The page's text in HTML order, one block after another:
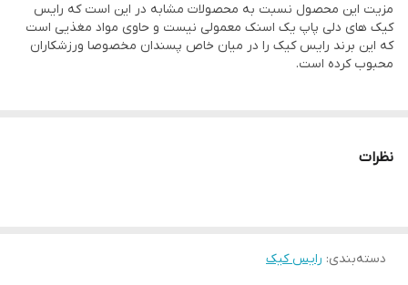
دارای مجوز رسمی از وزارت بهداشت و نشان سیب سلامت، با کیفیت بالا
و قیمتی مقرون‌به‌صرفه نسبت به نمونه‌های خارجی.
مواد تشکیل دهنده رایس کیک دانه مغذی: برنج قهوه ای، کینوا، چیا،
مزیت این محصول نسبت به محصولات مشابه در این است که رایس
کیک های دلی پاپ یک اسنک معمولی نیست و حاوی مواد مغذیی است
که این برند رایس کیک را در میان خاص پسندان مخصوصا ورزشکاران
محبوب کرده است.
نظرات
دسته‌بندی: رایس کیک